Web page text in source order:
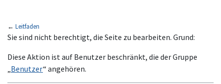
← Leitfaden
Wechseln zu:Navigation, Suche
Sie sind nicht berechtigt, die Seite zu bearbeiten. Grund:
Diese Aktion ist auf Benutzer beschränkt, die der Gruppe
Benutzer“ angehören.